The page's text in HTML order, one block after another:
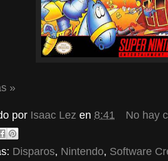
»
por Isaac Lez en 8:41 No hay
Disparos, Nintendo, Software